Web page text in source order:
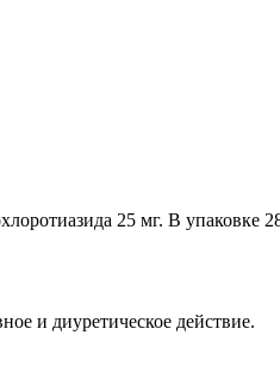
25 мг. В упаковке
и диуретическое действие.